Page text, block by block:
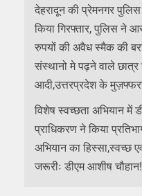
देहरादून की प्रेमनगर
किया गिरफ्तार, पुलिस ने
रुपयों की अवैध स्मैक की
संस्थानो मे पढ़ने वाले
आदी,उत्तरप्रदेश के
विशेष स्वच्छता अभियान में
प्राधिकरण ने किया
अभियान का हिस्सा,स्वच्छ
जरूरीः डीएम आशीष चौहान!